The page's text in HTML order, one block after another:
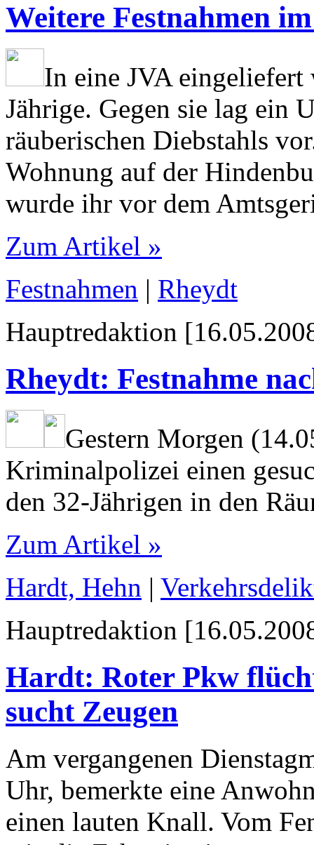
Weitere Festnahmen
In eine JVA eingeliefert
Jährige. Gegen sie lag ein
räuberischen Diebstahls
Wohnung auf der
wurde ihr vor dem
Zum Artikel »
Festnahmen | Rheydt
Hauptredaktion
Rheydt: Festnahme
Gestern Morgen
Kriminalpolizei einen
den 32-Jährigen in den
Zum Artikel »
Hardt, Hehn |
Hauptredaktion
Hardt: Roter Pkw
sucht Zeugen
Am vergangenen
Uhr, bemerkte eine
einen lauten Knall. Vom